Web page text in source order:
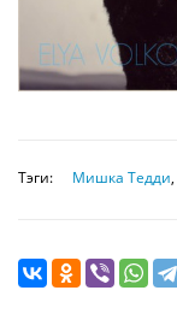
Тэги: Мишка Тедди,